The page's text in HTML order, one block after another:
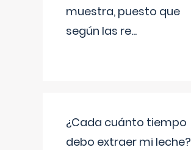
muestra, puesto que
según las re...
¿Cada cuánto tiempo
debo extraer mi leche?